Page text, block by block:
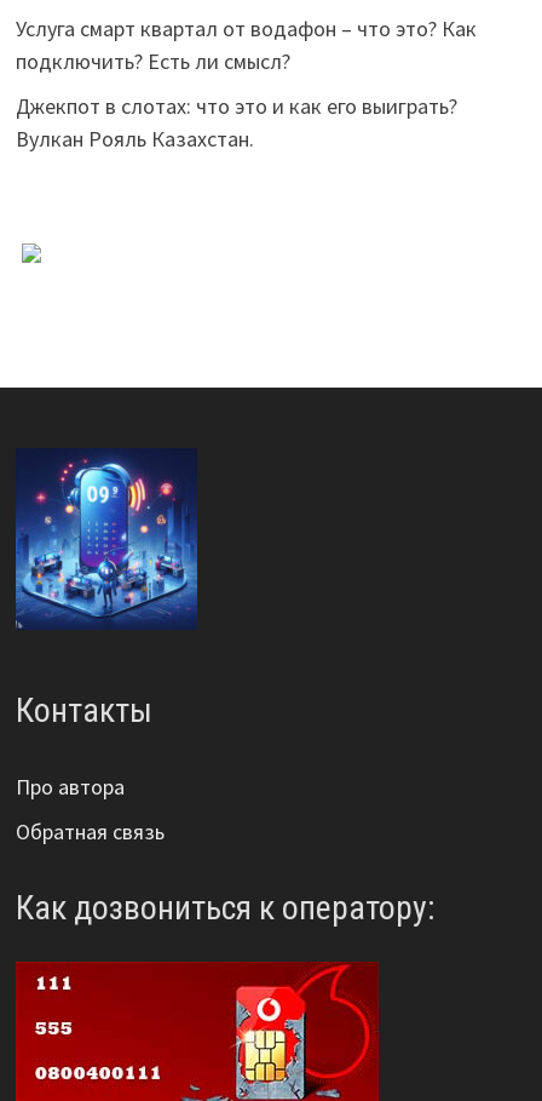
Услуга смарт квартал от водафон – что это? Как
подключить? Есть ли смысл?
Джекпот в слотах: что это и как его выиграть?
Вулкан Рояль Казахстан.
Контакты
Про автора
Обратная связь
Как дозвониться к оператору: